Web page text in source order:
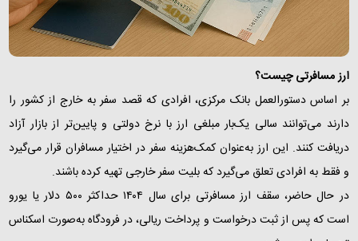
ارز مسافرتی چیست؟
بر اساس دستورالعمل بانک مرکزی، افرادی که قصد سفر به خارج از کشور را
دارند می‌توانند سالی یک‌بار مبلغی ارز با نرخ دولتی و پایین‌تر از بازار آزاد
دریافت کنند. این ارز به‌عنوان کمک‌هزینه سفر در اختیار مسافران قرار می‌گیرد
و فقط به افرادی تعلق می‌گیرد که بلیت سفر خارجی تهیه کرده باشند.
در حال حاضر، سقف ارز مسافرتی برای سال ۱۴۰۴ حداکثر ۵۰۰ دلار یا یورو
است که پس از ثبت درخواست و پرداخت ریالی، در فرودگاه به‌صورت اسکناس